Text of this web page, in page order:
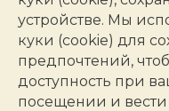
устройстве. Мы
куки (cookie) для
предпочтений,
доступность при
посещении и вести